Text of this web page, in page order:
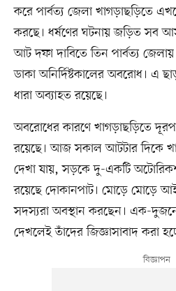
করে পার্বত্য জেলা খাগড়াছড়িতে
করছে। ধর্ষণের ঘটনায় জড়িত সব
আট দফা দাবিতে তিন পার্বত্য
ডাকা অনির্দিষ্টকালের অবরোধ। এ
ধারা অব্যাহত রয়েছে।
অবরোধের কারণে খাগড়াছড়িতে
রয়েছে। আজ সকাল আটটার দিকে
দেখা যায়, সড়কে দু-একটি
রয়েছে দোকানপাট। মোড়ে মোড়ে
সদস্যরা অবস্থান করছেন। এক-
দেখলেই তাঁদের জিজ্ঞাসাবাদ করা